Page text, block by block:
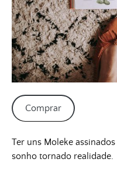
Comprar
Ter uns Moleke
sonho tornado realidade.